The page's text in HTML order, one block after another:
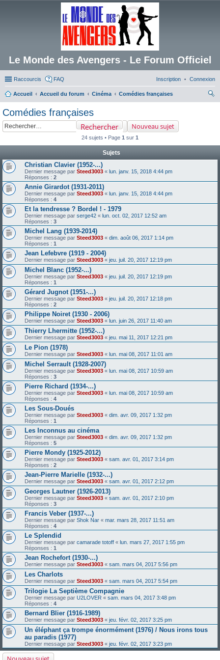
Le Monde des Avengers - Le Forum Officiel
Raccourcis FAQ Connexion
Inscription
Accueil Accueil du forum Cinéma
Comédies françaises
Comédies françaises
Nouveau sujet
Rechercher
24 sujets • Page 1 sur 1
Sujets
Christian Clavier (1952-...)
Dernier message par Steed3003 « lun. janv. 15, 2018 4:44 pm
Réponses : 2
Annie Girardot (1931-2011)
Dernier message par Steed3003 « lun. janv. 15, 2018 4:44 pm
Réponses : 4
Et la tendresse ? Bordel ! - 1979
Dernier message par serge42 « lun. oct. 02, 2017 12:52 am
Réponses : 3
Michel Lang (1939-2014)
Dernier message par Steed3003 « dim. août 06, 2017 1:14 pm
Réponses : 1
Jean Lefebvre (1919 - 2004)
Dernier message par Steed3003 « jeu. juil. 20, 2017 12:19 pm
Michel Blanc (1952-...)
Dernier message par Steed3003 « jeu. juil. 20, 2017 12:19 pm
Réponses : 1
Gérard Jugnot (1951-...)
Dernier message par Steed3003 « jeu. juil. 20, 2017 12:18 pm
Réponses : 2
Philippe Noiret (1930 - 2006)
Dernier message par Steed3003 « lun. juin 26, 2017 11:40 am
Thierry Lhermitte (1952-...)
Dernier message par Steed3003 « jeu. mai 11, 2017 12:21 pm
Le Pion (1978)
Dernier message par Steed3003 « lun. mai 08, 2017 11:01 am
Michel Serrault (1928-2007)
Dernier message par Steed3003 « lun. mai 08, 2017 10:59 am
Réponses : 3
Pierre Richard (1934-...)
Dernier message par Steed3003 « lun. mai 08, 2017 10:59 am
Réponses : 4
Les Sous-Doués
Dernier message par Steed3003 « dim. avr. 09, 2017 1:32 pm
Réponses : 1
Les Inconnus au cinéma
Dernier message par Steed3003 « dim. avr. 09, 2017 1:32 pm
Réponses : 5
Pierre Mondy (1925-2012)
Dernier message par Steed3003 « sam. avr. 01, 2017 3:14 pm
Réponses : 2
Jean-Pierre Marielle (1932-...)
Dernier message par Steed3003 « sam. avr. 01, 2017 2:12 pm
Georges Lautner (1926-2013)
Dernier message par Steed3003 « sam. avr. 01, 2017 2:10 pm
Réponses : 3
Francis Veber (1937-...)
Dernier message par Shok Nar « mar. mars 28, 2017 11:51 am
Réponses : 4
Le Splendid
Dernier message par camarade totoff « lun. mars 27, 2017 1:55 pm
Réponses : 1
Jean Rochefort (1930-...)
Dernier message par Steed3003 « sam. mars 04, 2017 5:56 pm
Les Charlots
Dernier message par Steed3003 « sam. mars 04, 2017 5:54 pm
Trilogie La Septième Compagnie
Dernier message par U2LOVER « sam. mars 04, 2017 3:48 pm
Réponses : 4
Bernard Blier (1916-1989)
Dernier message par Steed3003 « jeu. févr. 02, 2017 3:25 pm
Un éléphant ça trompe énormément (1976) / Nous irons tous
au paradis (1977)
Dernier message par Steed3003 « jeu. févr. 02, 2017 3:23 pm